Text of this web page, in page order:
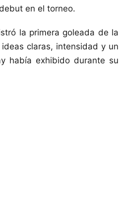
en el torneo.
la primera goleada de la
claras, intensidad y un
había exhibido durante su